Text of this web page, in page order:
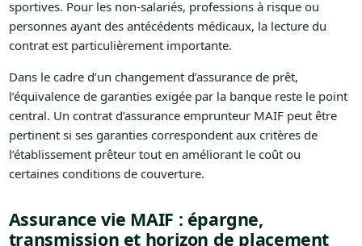
sportives. Pour les non-salariés, professions à risque ou
personnes ayant des antécédents médicaux, la lecture du
contrat est particulièrement importante.
Dans le cadre d’un changement d’assurance de prêt,
l’équivalence de garanties exigée par la banque reste le point
central. Un contrat d’assurance emprunteur MAIF peut être
pertinent si ses garanties correspondent aux critères de
l’établissement prêteur tout en améliorant le coût ou
certaines conditions de couverture.
Assurance vie MAIF : épargne,
transmission et horizon de placement